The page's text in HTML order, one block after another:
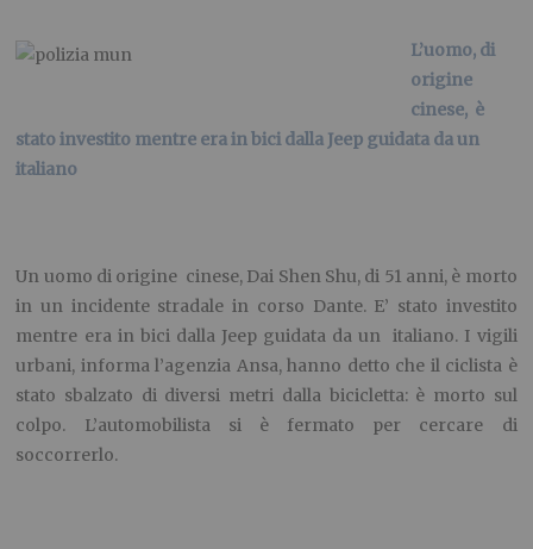
L’uomo, di
origine
cinese, è
stato investito mentre era in bici dalla Jeep guidata da un
italiano
Un uomo di origine cinese, Dai Shen Shu, di 51 anni, è morto
in un incidente stradale in corso Dante. E’ stato investito
mentre era in bici dalla Jeep guidata da un italiano. I vigili
urbani, informa l’agenzia Ansa, hanno detto che il ciclista è
stato sbalzato di diversi metri dalla bicicletta: è morto sul
colpo. L’automobilista si è fermato per cercare di
soccorrerlo.